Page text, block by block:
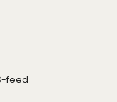
feed